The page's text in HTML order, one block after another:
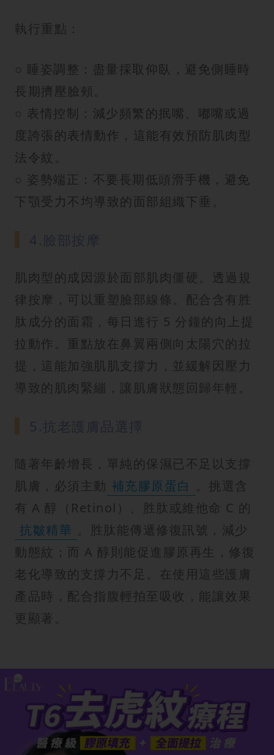
執行重點：
○ 睡姿調整：盡量採取仰臥，避免側睡時
長期擠壓臉頰。
○ 表情控制：減少頻繁的抿嘴、嘟嘴或過
度誇張的表情動作，這能有效預防肌肉型
法令紋。
○ 姿勢端正：不要長期低頭滑手機，避免
下顎受力不均導致的面部組織下垂。
肌肉型的成因源於面部肌肉僵硬。透過規
律按摩，可以重塑臉部線條。配合含有胜
肽成分的面霜，每日進行 5 分鐘的向上提
拉動作。重點放在鼻翼兩側向太陽穴的拉
提，這能加強肌肌支撐力，並緩解因壓力
導致的肌肉緊繃，讓肌膚狀態回歸年輕。
隨著年齡增長，單純的保濕已不足以支撐
肌膚，必須主動 補充膠原蛋白
。挑選含
有 A 醇（Retinol）、胜肽或維他命 C 的
抗皺精華
。胜肽能傳遞修復訊號，減少
動態紋；而 A 醇則能促進膠原再生，修復
老化導致的支撐力不足。在使用這些護膚
產品時，配合指腹輕拍至吸收，能讓效果
更顯著。